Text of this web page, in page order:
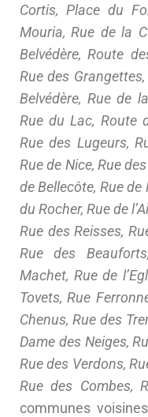
Cortis, Place du
Mouria, Rue de la
Belvédère, Route
Rue des
Belvédère, Rue de
Rue du Lac, Route
Rue des Lugeurs,
Rue de Nice, Rue
de Bellecôte, Rue
du Rocher, Rue de
Rue des Reisses,
Rue des
Machet, Rue de
Tovets, Rue
Chenus, Rue des
Dame des Neiges,
Rue des Verdons,
Rue des Combes,
communes